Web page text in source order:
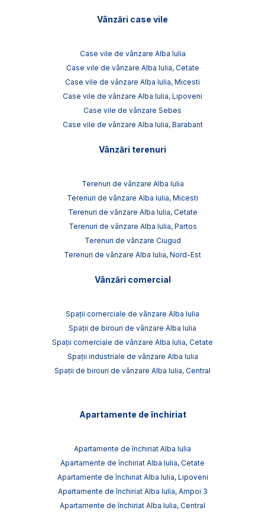
Vânzări case vile
Case vile de vânzare Alba Iulia
Case vile de vânzare Alba Iulia, Cetate
Case vile de vânzare Alba Iulia, Micesti
Case vile de vânzare Alba Iulia, Lipoveni
Case vile de vânzare Sebes
Case vile de vânzare Alba Iulia, Barabant
Vânzări terenuri
Terenuri de vânzare Alba Iulia
Terenuri de vânzare Alba Iulia, Micesti
Terenuri de vânzare Alba Iulia, Cetate
Terenuri de vânzare Alba Iulia, Partos
Terenuri de vânzare Ciugud
Terenuri de vânzare Alba Iulia, Nord-Est
Vânzări comercial
Spații comerciale de vânzare Alba Iulia
Spații de birouri de vânzare Alba Iulia
Spații comerciale de vânzare Alba Iulia, Cetate
Spații industriale de vânzare Alba Iulia
Spații de birouri de vânzare Alba Iulia, Central
Apartamente de închiriat
Apartamente de închiriat Alba Iulia
Apartamente de închiriat Alba Iulia, Cetate
Apartamente de închiriat Alba Iulia, Lipoveni
Apartamente de închiriat Alba Iulia, Ampoi 3
Apartamente de închiriat Alba Iulia, Central